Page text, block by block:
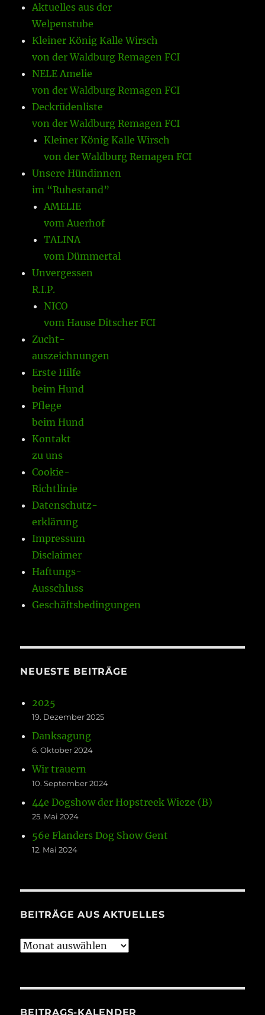
Aktuelles aus der
Welpenstube
Kleiner König Kalle Wirsch
von der Waldburg Remagen FCI
NELE Amelie
von der Waldburg Remagen FCI
Deckrüdenliste
von der Waldburg Remagen FCI
Kleiner König Kalle Wirsch
von der Waldburg Remagen FCI
Unsere Hündinnen
im “Ruhestand”
AMELIE
vom Auerhof
TALINA
vom Dümmertal
Unvergessen
R.I.P.
NICO
vom Hause Ditscher FCI
Zucht-
auszeichnungen
Erste Hilfe
beim Hund
Pflege
beim Hund
Kontakt
zu uns
Cookie-
Richtlinie
Datenschutz-
erklärung
Impressum
Disclaimer
Haftungs-
Ausschluss
Geschäftsbedingungen
NEUESTE BEITRÄGE
2025
19. Dezember 2025
Danksagung
6. Oktober 2024
Wir trauern
10. September 2024
44e Dogshow der Hopstreek Wieze (B)
25. Mai 2024
56e Flanders Dog Show Gent
12. Mai 2024
BEITRÄGE AUS AKTUELLES
Beiträge
BEITRAGS-KALENDER